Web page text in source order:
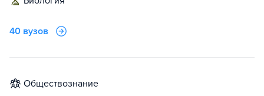
40 вузов
обществознание